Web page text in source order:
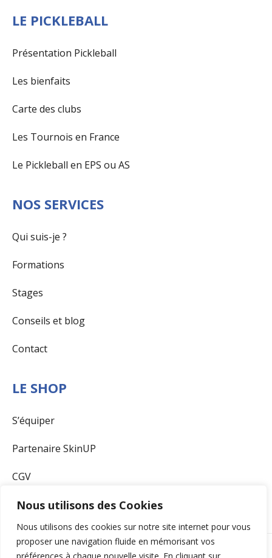
Nous utilisons des Cookies
Nous utilisons des cookies sur notre site internet pour vous
proposer une navigation fluide en mémorisant vos
LE PICKLEBALL
Présentation Pickleball
Les bienfaits
Carte des clubs
Les Tournois en France
Le Pickleball en EPS ou AS
NOS SERVICES
Qui suis-je ?
Formations
Stages
Conseils et blog
Contact
LE SHOP
S’équiper
Partenaire SkinUP
CGV
100% Pickleball. Tous droits réservés.Mentions